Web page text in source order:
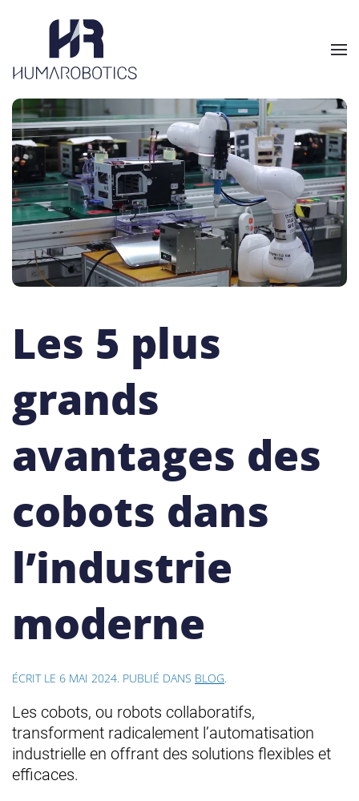
Skip to main content
Les 5 plus
grands
avantages des
cobots dans
l’industrie
moderne
ÉCRIT LE 6 MAI 2024. PUBLIÉ DANS BLOG.
Les cobots, ou robots collaboratifs,
transforment radicalement l’automatisation
industrielle en offrant des solutions flexibles et
efficaces.